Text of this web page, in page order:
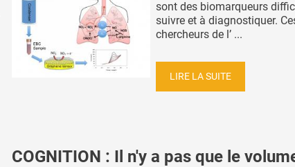
sont des biomarqueurs
suivre et à diagnostiquer.
chercheurs de l’ ...
LIRE LA SUITE
COGNITION : Il n'y a pas que le